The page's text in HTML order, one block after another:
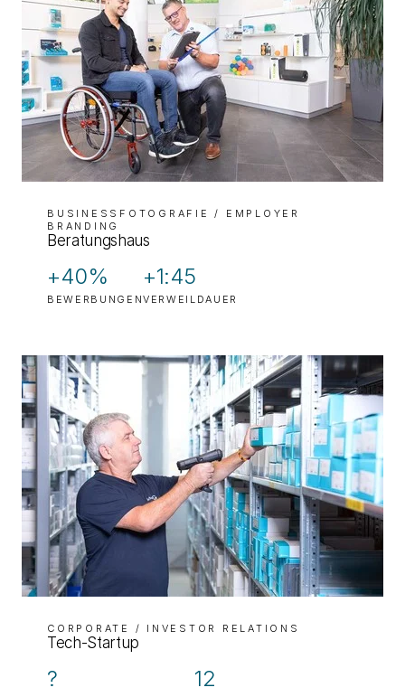
BUSINESSFOTOGRAFIE
/ EMPLOYER
BRANDING
Beratungshaus
+40%
BEWERBUNGEN
+1:45
VERWEILDAUER
CORPORATE / INVESTOR RELATIONS
Tech-Startup
? 12